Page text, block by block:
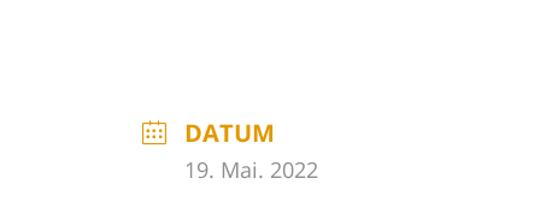
DATUM
19. Mai. 2022